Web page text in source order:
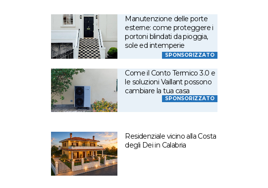
Manutenzione delle porte
esterne: come proteggere i
portoni blindati da pioggia,
sole ed intemperie
SPONSORIZZATO
Come il Conto Termico 3.0 e
le soluzioni Vaillant possono
cambiare la tua casa
SPONSORIZZATO
Residenziale vicino alla Costa
degli Dei in Calabria